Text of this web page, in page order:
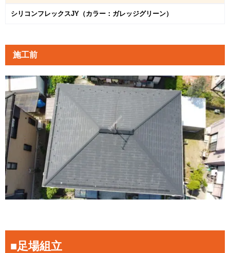
シリコンフレックスJY（カラー：ガレッジグリーン）
施工前
■足場組立